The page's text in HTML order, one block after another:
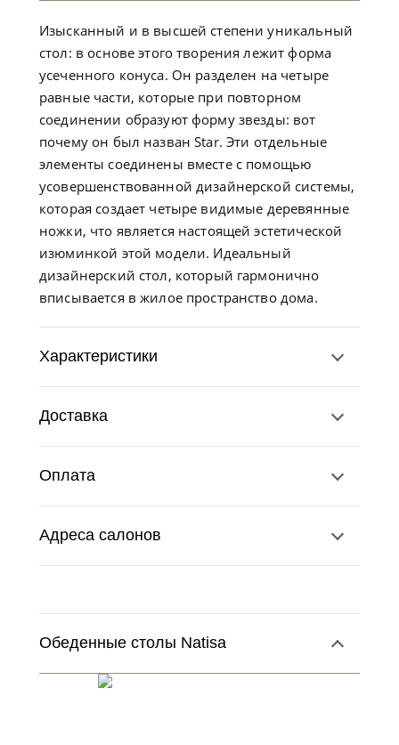
Изысканный и в высшей степени уникальный
стол: в основе этого творения лежит форма
усеченного конуса. Он разделен на четыре
равные части, которые при повторном
соединении образуют форму звезды: вот
почему он был назван Star. Эти отдельные
элементы соединены вместе с помощью
усовершенствованной дизайнерской системы,
которая создает четыре видимые деревянные
ножки, что является настоящей эстетической
изюминкой этой модели. Идеальный
дизайнерский стол, который гармонично
вписывается в жилое пространство дома.
Характеристики
Доставка
Оплата
Адреса салонов
Обеденные столы Natisa